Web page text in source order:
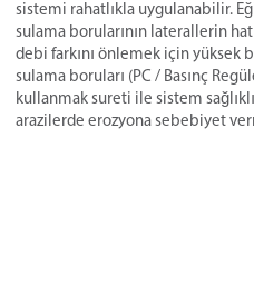
sistemi rahatlıkla uygulanabilir.
sulama borularının laterallerin
debi farkını önlemek için yüksek
sulama boruları (PC / Basınç
kullanmak sureti ile sistem
arazilerde erozyona sebebiyet